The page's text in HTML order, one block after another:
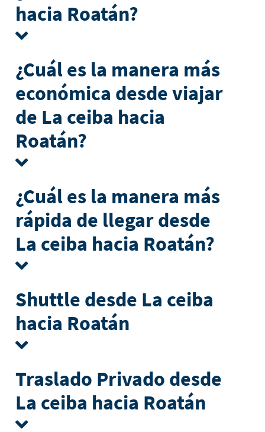
hacia Roatán?
¿Cuál es la manera más
económica desde viajar
de La ceiba hacia
Roatán?
¿Cuál es la manera más
rápida de llegar desde
La ceiba hacia Roatán?
Shuttle desde La ceiba
hacia Roatán
Traslado Privado desde
La ceiba hacia Roatán